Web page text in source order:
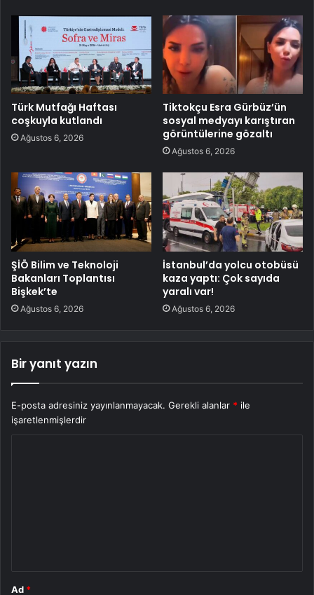
Türk Mutfağı Haftası
coşkuyla kutlandı
Ağustos 6, 2026
Tiktokçu Esra Gürbüz’ün
sosyal medyayı karıştıran
görüntülerine gözaltı
Ağustos 6, 2026
ŞİÖ Bilim ve Teknoloji
Bakanları Toplantısı
Bişkek’te
Ağustos 6, 2026
İstanbul’da yolcu otobüsü
kaza yaptı: Çok sayıda
yaralı var!
Ağustos 6, 2026
Bir yanıt yazın
E-posta adresiniz yayınlanmayacak. Gerekli alanlar * ile
işaretlenmişlerdir
Ad *